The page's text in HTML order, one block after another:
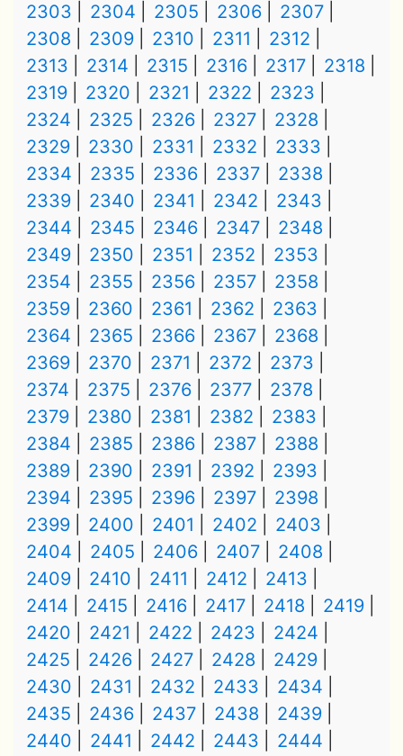
2303
2304 2305 2306
2307
2308
2309 2310 2311
2312
2313
2314 2315 2316 2317
2318
2319
2320 2321 2322
2323
2324
2325 2326 2327
2328
2329
2330 2331 2332
2333
2334
2335 2336 2337
2338
2339
2340 2341 2342
2343
2344
2345 2346 2347
2348
2349
2350 2351 2352
2353
2354
2355 2356 2357
2358
2359
2360 2361 2362
2363
2364
2365 2366 2367
2368
2369
2370 2371 2372
2373
2374
2375 2376 2377
2378
2379
2380 2381 2382
2383
2384
2385 2386 2387
2388
2389
2390 2391 2392
2393
2394
2395 2396 2397
2398
2399
2400 2401 2402
2403
2404
2405 2406 2407
2408
2409
2410 2411 2412
2413
2414
2415 2416 2417 2418
2419
2420
2421 2422 2423
2424
2425
2426 2427 2428
2429
2430
2431 2432 2433
2434
2435
2436 2437 2438
2439
2440
2441 2442 2443
2444